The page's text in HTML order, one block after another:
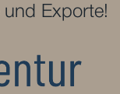
und Exporte!